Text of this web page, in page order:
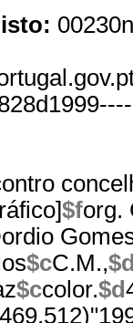
$forg.
$cC.M.,
$ccolor.$d